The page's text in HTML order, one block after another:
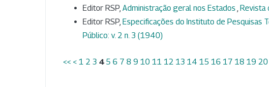
Editor RSP, Administração geral nos Estados , Revista
Editor RSP, Especificações do Instituto de Pesquisas
Público: v. 2 n. 3 (1940)
<< < 1 2 3 4 5 6 7 8 9 10 11 12 13 14 15 16 17 18 19 20